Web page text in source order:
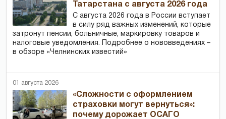
Татарстана с августа 2026 года
С августа 2026 года в России вступает
в силу ряд важных изменений, которые
затронут пенсии, больничные, маркировку товаров и
налоговые уведомления. Подробнее о нововведениях –
в обзоре «Челнинских известий»
01 августа 2026
«Сложности с оформлением
страховки могут вернуться»:
почему дорожает ОСАГО